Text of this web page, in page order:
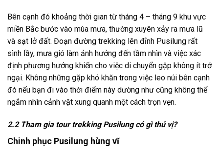
Bên cạnh đó khoảng thời gian từ tháng 4 – tháng 9 khu vực
miền Bắc bước vào mùa mưa, thường xuyên xảy ra mưa lũ
và sạt lở đất. Đoạn đường trekking lên đỉnh Pusilung rất
sình lầy, mưa gió làm ảnh hưởng đến tầm nhìn và việc xác
định phương hướng khiến cho việc di chuyển gặp không ít trở
ngại. Không những gặp khó khăn trong việc leo núi bên cạnh
đó nếu bạn đi vào thời điểm này dường như cũng không thể
ngắm nhìn cảnh vật xung quanh một cách trọn vẹn.
2.2 Tham gia tour trekking Pusilung có gì thú vị?
Chinh phục Pusilung hùng vĩ